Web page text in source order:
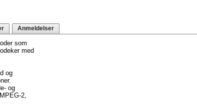
Anmeldelser
som
med
og
og
2,